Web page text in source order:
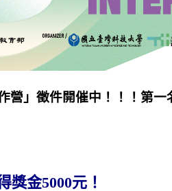
營」徵件開催中！！！第一
獎金5000元！